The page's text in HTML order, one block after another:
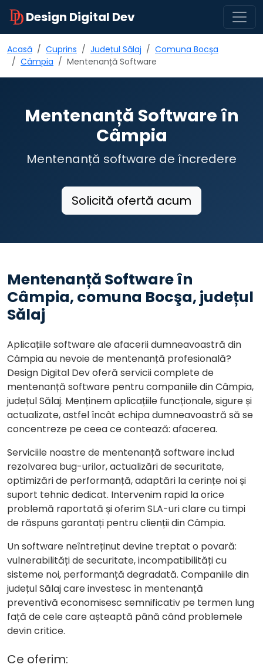
Design Digital Dev
Acasă Cuprins Județul Sălaj
Comuna Bocşa
Câmpia
Mentenanță Software
Mentenanță Software în
Câmpia
Mentenanță software de încredere
Solicită ofertă acum
Mentenanță Software în
Câmpia, comuna Bocşa, județul
Sălaj
Aplicațiile software ale afacerii dumneavoastră din
Câmpia au nevoie de mentenanță profesională?
Design Digital Dev oferă servicii complete de
mentenanță software pentru companiile din Câmpia,
județul Sălaj. Menținem aplicațiile funcționale, sigure și
actualizate, astfel încât echipa dumneavoastră să se
concentreze pe ceea ce contează: afacerea.
Serviciile noastre de mentenanță software includ
rezolvarea bug-urilor, actualizări de securitate,
optimizări de performanță, adaptări la cerințe noi și
suport tehnic dedicat. Intervenim rapid la orice
problemă raportată și oferim SLA-uri clare cu timpi
de răspuns garantați pentru clienții din Câmpia.
Un software neîntreținut devine treptat o povară:
vulnerabilități de securitate, incompatibilități cu
sisteme noi, performanță degradată. Companiile din
județul Sălaj care investesc în mentenanță
preventivă economisesc semnificativ pe termen lung
față de cele care așteaptă până când problemele
devin critice.
Ce oferim: